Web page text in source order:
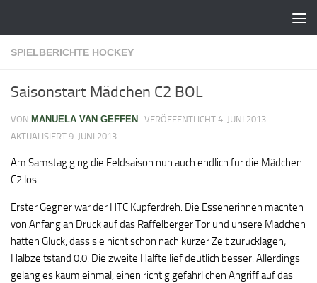
SPIELBERICHTE HOCKEY
Saisonstart Mädchen C2 BOL
VON MANUELA VAN GEFFEN · VERÖFFENTLICHT 4. JUNI 2013 ·
AKTUALISIERT 9. JUNI 2013
Am Samstag ging die Feldsaison nun auch endlich für die Mädchen
C2 los.
Erster Gegner war der HTC Kupferdreh. Die Essenerinnen machten
von Anfang an Druck auf das Raffelberger Tor und unsere Mädchen
hatten Glück, dass sie nicht schon nach kurzer Zeit zurücklagen;
Halbzeitstand 0:0. Die zweite Hälfte lief deutlich besser. Allerdings
gelang es kaum einmal, einen richtig gefährlichen Angriff auf das